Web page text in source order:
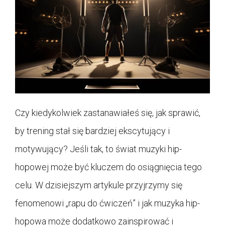
Czy kiedykolwiek zastanawiałeś się, jak sprawić,
by trening stał się bardziej ekscytujący i
motywujący? Jeśli tak, to świat muzyki hip-
hopowej może być kluczem do osiągnięcia tego
celu. W dzisiejszym artykule przyjrzymy się
fenomenowi „rapu do ćwiczeń” i jak muzyka hip-
hopowa może dodatkowo zainspirować i